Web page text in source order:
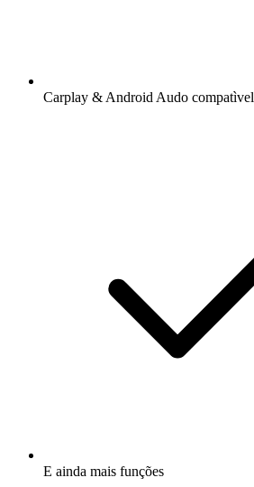
Carplay & Android Audo compatìvel
E ainda mais funções